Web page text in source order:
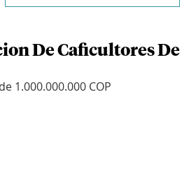
De Caficultores
1.000.000.000 COP